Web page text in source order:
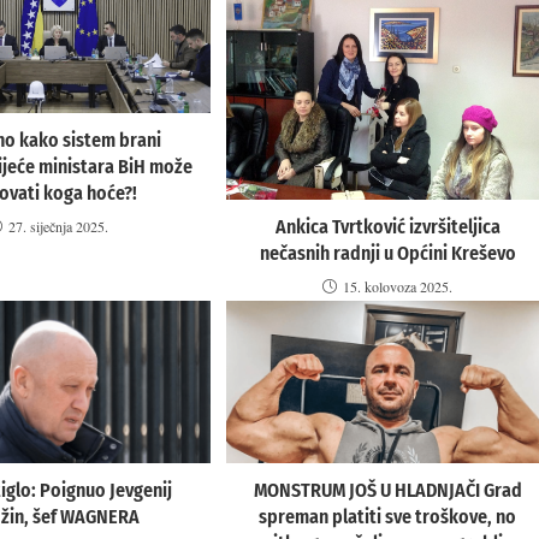
kako sistem brani
ministara BiH može
koga hoće?!
27. siječnja 2025.
Ankica Tvrtković izvršiteljica
nečasnih radnji u Općini Kreševo
15. kolovoza 2025.
Poignuo Jevgenij
šef WAGNERA
MONSTRUM JOŠ U HLADNJAČI Grad
spreman platiti sve troškove, no